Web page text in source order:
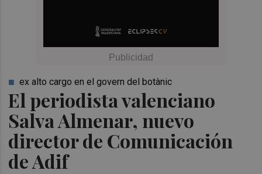
El periodista valenciano
Salva Almenar, nuevo
director de Comunicación
de Adif
ex alto cargo en el govern del botànic